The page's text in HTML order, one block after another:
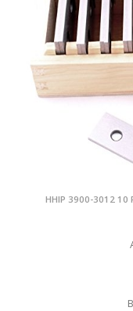
HHIP 3900-3012